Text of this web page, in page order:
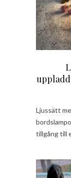
Ljussätt
tillgång till